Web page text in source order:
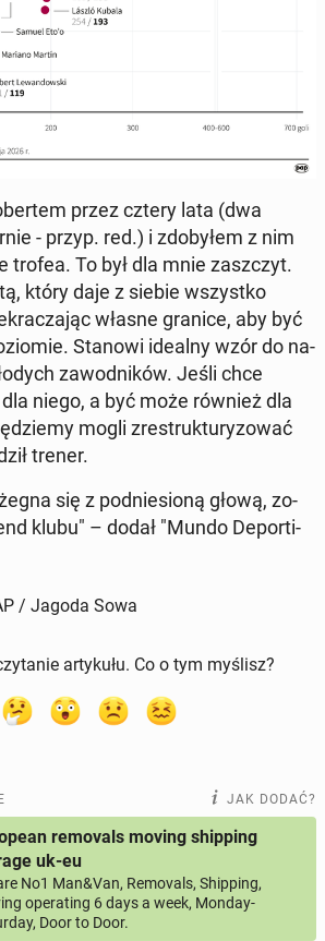
przez cztery lata (dwa
- przyp. red.) i zdo­by­łem z nim
trofea. To był dla mnie za­szczyt.
który daje z siebie wszyst­ko
własne granice, aby być
Stanowi idealny wzór do na­
za­wod­ni­ków. Jeśli chce
niego, a być może również dla
mogli zre­struk­tu­ry­zo­wać
trener.
się z pod­nie­sio­ną głową, zo­
klubu" – dodał "Mundo De­por­ti­
/ Jagoda Sowa
artykułu. Co o tym myślisz?
JAK DODAĆ?
removals moving shipping
uk-eu
No1 Man&Van, Removals, Shipping,
operating 6 days a week, Monday-
Door to Door.